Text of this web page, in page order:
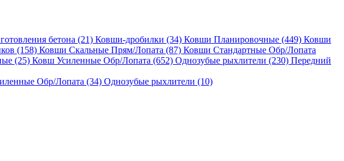
бетона (21) Ковши-дробилки (34) Ковши Планировочные (449) Ковши
(158) Ковши Скальные Прям/Лопата (87) Ковши Стандартные Обр/Лопата
(25) Ковш Усиленные Обр/Лопата (652) Однозубые рыхлители (230) Передний
Обр/Лопата (34) Однозубые рыхлители (10)